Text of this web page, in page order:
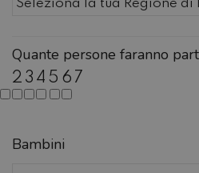
Quante persone faranno
2 3 4 5 6 7
Bambini